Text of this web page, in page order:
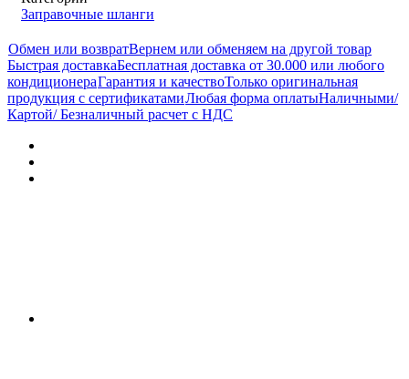
Заправочные шланги
Обмен или возвратВернем или обменяем на другой товар
Быстрая доставкаБесплатная доставка от 30.000 или любого
кондиционераГарантия и качествоТолько оригинальная
продукция с сертификатамиЛюбая форма оплатыНаличными/
Картой/ Безналичный расчет с НДС